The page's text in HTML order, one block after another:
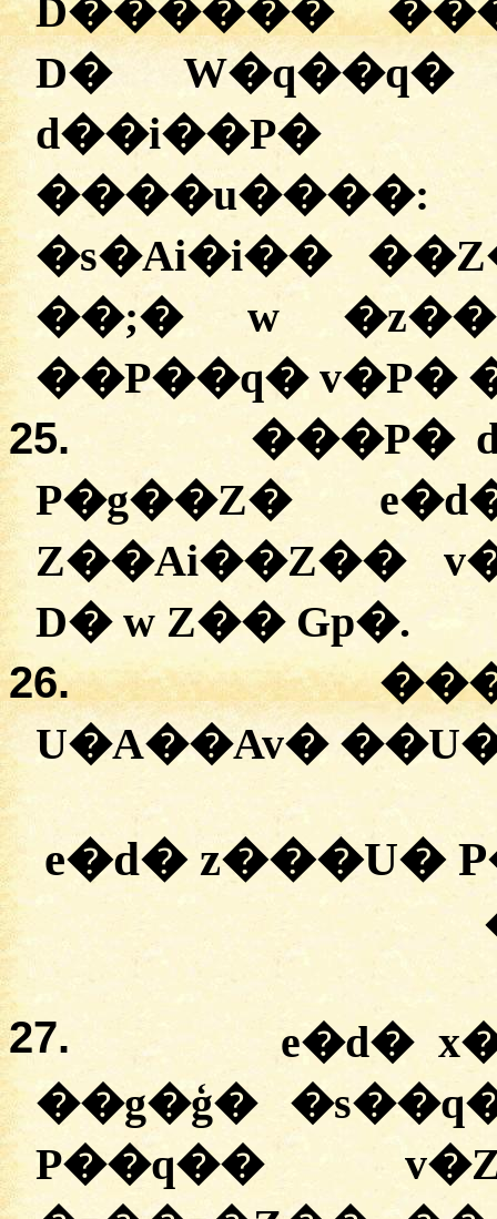
D������
D�
�s�Ai�i��
��;� w
��P��q�
25.
���P�
P�g��Z�
Z��Ai��Z��
D� w Z�� Gp�.
26.
U�A��Av�
e�d� z���U�
27.
e�d�
��g�ģ�
P��q��